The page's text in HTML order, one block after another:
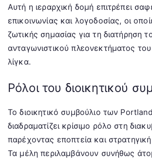
Αυτή η ιεραρχική δομή επιτρέπει
επικοινωνίας και λογοδοσίας, οι
ζωτικής σημασίας για τη διατήρηση
ανταγωνιστικού πλεονεκτήματος
λίγκα.
Ρόλοι του διοικητικού
Το διοικητικό συμβούλιο των
διαδραματίζει κρίσιμο ρόλο στη
παρέχοντας εποπτεία και
Τα μέλη περιλαμβάνουν συνήθως